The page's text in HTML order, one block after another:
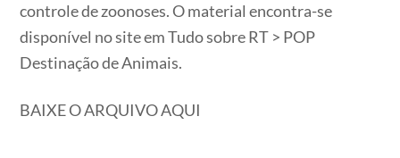
controle de zoonoses. O material encontra-se
disponível no site em Tudo sobre RT > POP
Destinação de Animais.
BAIXE O ARQUIVO AQUI